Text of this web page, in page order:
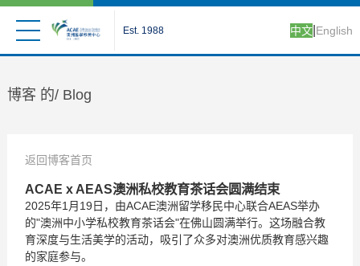
Est. 1988 中文 English
博客 的/ Blog
返回博客首页
ACAE x AEAS澳洲私校教育茶话会圆满结束
2025年1月19日，由ACAE澳洲留学移民中心联合AEAS举办
的"澳洲中小学私校教育茶话会"在佛山圆满举行。这场融合教
育深度与生活美学的活动，吸引了众多对澳洲优质教育感兴趣
的家庭参与。